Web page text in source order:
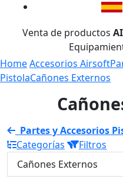
Venta de productos
HomeAccesorios Airsoft
PistolaCañones Externos
Partes y Accesorios
Categorías
Filtros
Cañones Externos